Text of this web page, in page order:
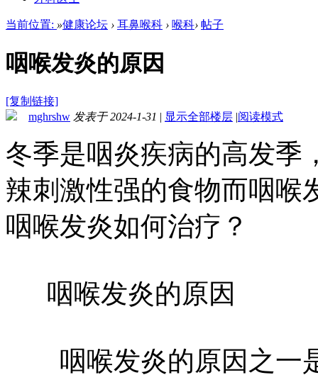
当前位置: »健康论坛 › 耳鼻喉科 › 喉科› 帖子
咽喉发炎的原因
[复制链接]
mghrshw 发表于 2024-1-31 | 显示全部楼层 |阅读模式
冬季是咽炎疾病的高发季
辣刺激性强的食物而咽喉
咽喉发炎如何治疗？
咽喉发炎的原因
咽喉发炎的原因之一